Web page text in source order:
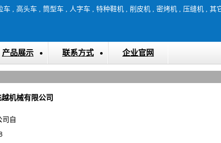
车 , 高头车 , 筒型车 , 人字车 , 特种鞋机 , 削皮机 , 密烤机 , 压缝机 , 其
产品展示 联系方式 企业官网
机械有限公司
司自